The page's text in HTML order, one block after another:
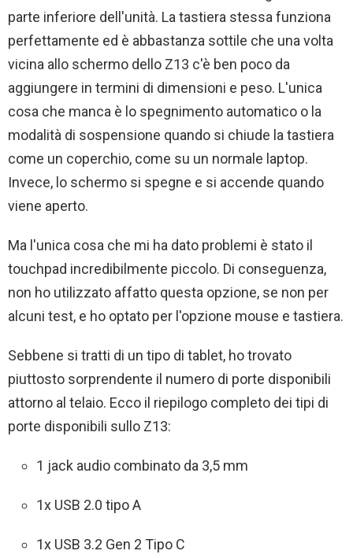
parte inferiore dell'unità. La tastiera stessa funziona
perfettamente ed è abbastanza sottile che una volta
vicina allo schermo dello Z13 c'è ben poco da
aggiungere in termini di dimensioni e peso. L'unica
cosa che manca è lo spegnimento automatico o la
modalità di sospensione quando si chiude la tastiera
come un coperchio, come su un normale laptop.
Invece, lo schermo si spegne e si accende quando
viene aperto.
Ma l'unica cosa che mi ha dato problemi è stato il
touchpad incredibilmente piccolo. Di conseguenza,
non ho utilizzato affatto questa opzione, se non per
alcuni test, e ho optato per l'opzione mouse e tastiera.
Sebbene si tratti di un tipo di tablet, ho trovato
piuttosto sorprendente il numero di porte disponibili
attorno al telaio. Ecco il riepilogo completo dei tipi di
porte disponibili sullo Z13:
1 jack audio combinato da 3,5 mm
1x USB 2.0 tipo A
1x USB 3.2 Gen 2 Tipo C